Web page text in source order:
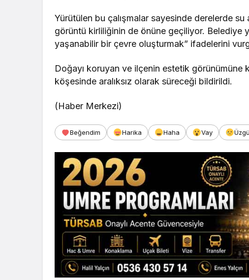
Yürütülen bu çalışmalar sayesinde derelerde
görüntü kirliliğinin de önüne geçiliyor. Belediye
yaşanabilir bir çevre oluşturmak” ifadelerini
Doğayı koruyan ve ilçenin estetik görünümüne
köşesinde aralıksız olarak süreceği bildirildi.
(Haber Merkezi)
Beğendim Harika Haha Vay